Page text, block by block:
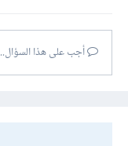
أجب على هذا السؤال...